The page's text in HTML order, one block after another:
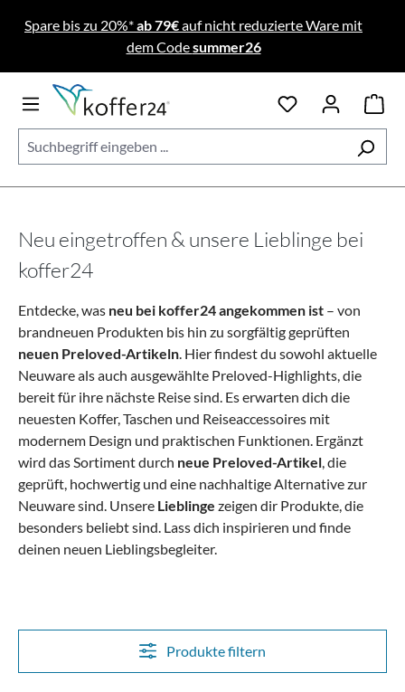
Zum Hauptinhalt springen
Spare bis zu 20%*ab 79€auf nicht reduzierte Ware mit
dem Codesummer26
Neu eingetroffen & unsere Lieblinge bei
koffer24
Entdecke, was neu bei koffer24 angekommen ist – von
brandneuen Produkten bis hin zu sorgfältig geprüften
neuen Preloved-Artikeln. Hier findest du sowohl aktuelle
Neuware als auch ausgewählte Preloved-Highlights, die
bereit für ihre nächste Reise sind. Eserwarten dich die
neuesten Koffer, Taschen und Reiseaccessoires mit
modernem Design und praktischen Funktionen. Ergänzt
wird das Sortiment durch neue Preloved-Artikel, die
geprüft, hochwertig und eine nachhaltige Alternative zur
Neuware sind. Unsere Lieblinge zeigen dir Produkte, die
besonders beliebt sind. Lass dich inspirieren und finde
deinen neuen Lieblingsbegleiter.
Produkte filtern